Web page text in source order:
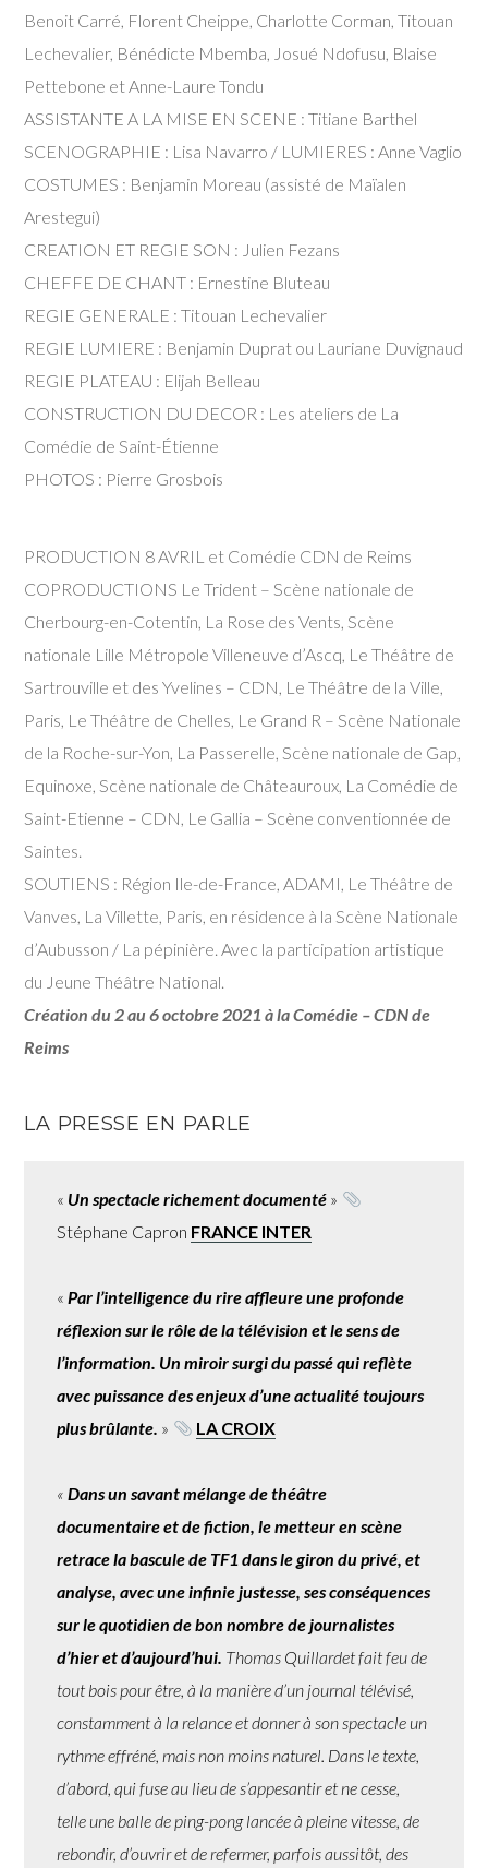
Benoit Carré, Florent Cheippe, Charlotte Corman, Titouan
Lechevalier, Bénédicte Mbemba, Josué Ndofusu, Blaise
Pettebone et Anne-Laure Tondu
ASSISTANTE A LA MISE EN SCENE : Titiane Barthel
SCENOGRAPHIE : Lisa Navarro / LUMIERES : Anne Vaglio
COSTUMES : Benjamin Moreau (assisté de Maïalen
Arestegui)
CREATION ET REGIE SON : Julien Fezans
CHEFFE DE CHANT : Ernestine Bluteau
REGIE GENERALE : Titouan Lechevalier
REGIE LUMIERE : Benjamin Duprat ou Lauriane Duvignaud
REGIE PLATEAU : Elijah Belleau
CONSTRUCTION DU DECOR : Les ateliers de La
Comédie de Saint-Étienne
PHOTOS : Pierre Grosbois
PRODUCTION 8 AVRIL et Comédie CDN de Reims
COPRODUCTIONS Le Trident – Scène nationale de
Cherbourg-en-Cotentin, La Rose des Vents, Scène
nationale Lille Métropole Villeneuve d’Ascq, Le Théâtre de
Sartrouville et des Yvelines – CDN, Le Théâtre de la Ville,
Paris, Le Théâtre de Chelles, Le Grand R – Scène Nationale
de la Roche-sur-Yon, La Passerelle, Scène nationale de Gap,
Equinoxe, Scène nationale de Châteauroux, La Comédie de
Saint-Etienne – CDN, Le Gallia – Scène conventionnée de
Saintes.
SOUTIENS : Région Ile-de-France, ADAMI, Le Théâtre de
Vanves, La Villette, Paris, en résidence à la Scène Nationale
d’Aubusson / La pépinière. Avec la participation artistique
du Jeune Théâtre National.
Création du 2 au 6 octobre 2021 à la Comédie – CDN de
Reims
LA PRESSE EN PARLE
« Un spectacle richement documenté »
Stéphane Capron FRANCE INTER
«Par l’intelligence du rire affleure une profonde
réflexion sur le rôle de la télévision et le sens de
l’information. Un miroir surgi du passé qui reflète
avec puissance des enjeux d’une actualité toujours
plus brûlante. » LA CROIX
«Dans un savant mélange de théâtre
documentaire et de fiction, le metteur en scène
retrace la bascule de TF1 dans le giron du privé, et
analyse, avec une infinie justesse, ses conséquences
sur le quotidien de bon nombre de journalistes
d’hier et d’aujourd’hui. Thomas Quillardet fait feu de
tout bois pour être, à la manière d’un journal télévisé,
constamment à la relance et donner à son spectacle un
rythme effréné, mais non moins naturel. Dans le texte,
d’abord, qui fuse au lieu de s’appesantir et ne cesse,
telle une balle de ping-pong lancée à pleine vitesse, de
rebondir, d’ouvrir et de refermer, parfois aussitôt, des